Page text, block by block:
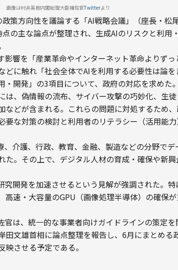
画像は村井英樹内閣総理大臣補佐官Twitterより
策方向性を議論する「AI戦略会議」（座長・松
の主な論点が整理され、生成AIのリスクと利用
影響を「産業革命やインターネット革命よりず
どに触れ「社会全体でAIを利用する必要性は論
開発」の3項目について、政府の対応を求めた。
は、偽情報の流布、サイバー攻撃の巧妙化、生
などが含まれる。これらの問題に対処するため
要な対策の検討と利用者のリテラシー（活用能
、介護、行政、教育、金融、製造などの分野で
た。その上で、デジタル人材の育成・確保や新
究開発を加速させるという見解が強調された。
高速・大容量のGPU（画像処理半導体）の確保
官は、統一的な事業者向けガイドラインの策定
田文雄首相に論点整理を報告し、6月にまとめる
させる予定である。